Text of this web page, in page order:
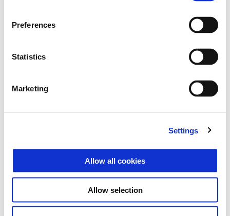
Preferences
Statistics
Marketing
Settings
Allow all cookies
Allow selectionMais